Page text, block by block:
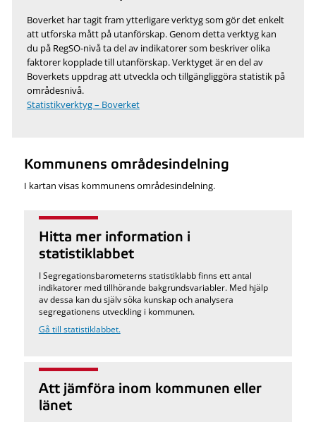
Boverket har tagit fram ytterligare verktyg som gör det enkelt
att utforska mått på utanförskap. Genom detta verktyg kan
du på RegSO-nivå ta del av indikatorer som beskriver olika
faktorer kopplade till utanförskap. Verktyget är en del av
Boverkets uppdrag att utveckla och tillgängliggöra statistik på
områdesnivå.
Statistikverktyg – Boverket
Kommunens områdesindelning
I kartan visas kommunens områdesindelning.
Hitta mer information i
statistiklabbet
I Segregationsbarometerns statistiklabb finns ett antal
indikatorer med tillhörande bakgrundsvariabler. Med hjälp
av dessa kan du själv söka kunskap och analysera
segregationens utveckling i kommunen.
Gå till statistiklabbet.
Att jämföra inom kommunen eller
länet